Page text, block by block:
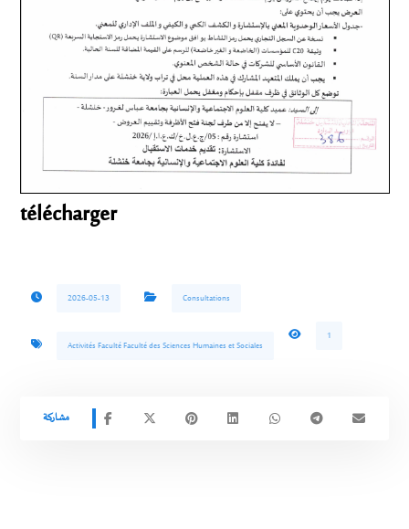
télécharger
2026-05-13 Consultations
Activités Faculté Faculté des Sciences Humaines et Sociales
1